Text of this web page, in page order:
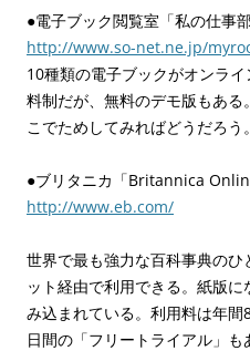
●電子ブック閲覧室「私の仕事部
http://www.so-net.ne.jp/
10種類の電子ブックがオンラ
料制だが、無料のデモ版もあ
こでためしてみればどうだろう。
●ブリタニカ「Britannica
http://www.eb.com/
世界で最も強力な百科事典の
ット経由で利用できる。紙版
み込まれている。利用料は年
日間の「フリートライアル」も